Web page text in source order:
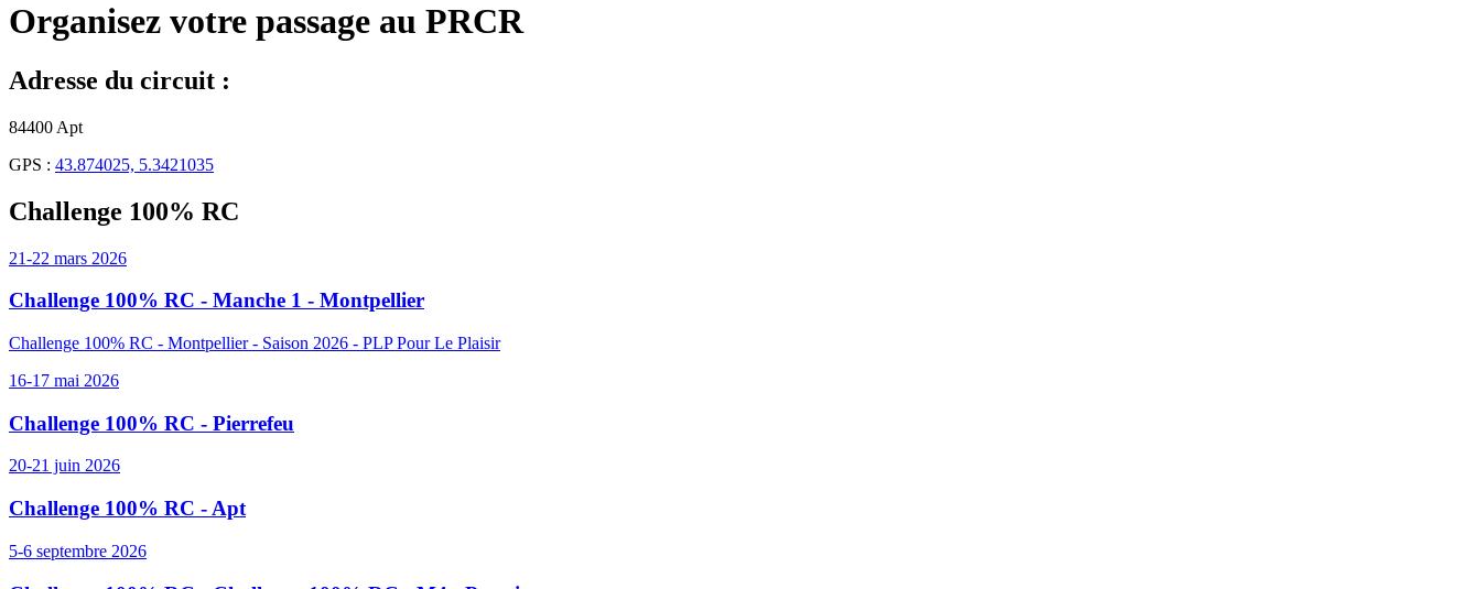
Organisez votre passage au PRCR
Adresse du circuit :
84400 Apt
GPS : 43.874025, 5.3421035
Challenge 100% RC
21-22 mars 2026
Challenge 100% RC - Manche 1 - Montpellier
Challenge 100% RC - Montpellier - Saison 2026 - PLP Pour Le Plaisir
16-17 mai 2026
Challenge 100% RC - Pierrefeu
20-21 juin 2026
Challenge 100% RC - Apt
5-6 septembre 2026